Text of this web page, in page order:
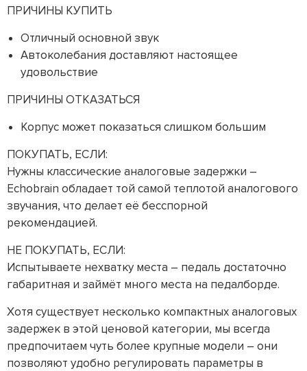
ПРИЧИНЫ КУПИТЬ
Отличный основной звук
Автоколебания доставляют настоящее
удовольствие
ПРИЧИНЫ ОТКАЗАТЬСЯ
Корпус может показаться слишком большим
ПОКУПАТЬ, ЕСЛИ:
Нужны классические аналоговые задержки –
Echobrain обладает той самой теплотой аналогового
звучания, что делает её бесспорной
рекомендацией.
НЕ ПОКУПАТЬ, ЕСЛИ:
Испытываете нехватку места – педаль достаточно
габаритная и займёт много места на педалборде.
Хотя существует несколько компактных аналоговых
задержек в этой ценовой категории, мы всегда
предпочитаем чуть более крупные модели – они
позволяют удобно регулировать параметры в